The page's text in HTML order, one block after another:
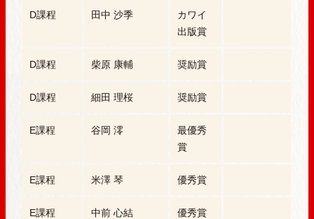
D課程 田中 沙季
カワイ
出版賞
D課程 柴原 康輔 奨励賞
D課程 細田 理桜 奨励賞
E課程 谷岡 澪
最優秀
賞
E課程 米澤 琴 優秀賞
E課程 中前 心結 優秀賞